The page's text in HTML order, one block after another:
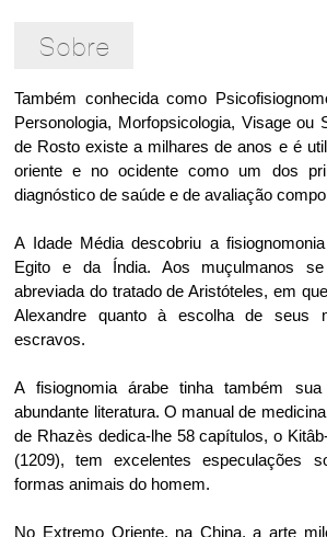
Sobre
Também conhecida como
Personologia, Morfopsicologia, Visage ou
de Rosto existe a milhares de anos e é
oriente e no ocidente como um dos
diagnóstico de saúde e de avaliação
A Idade Média descobriu a
Egito e da Índia. Aos muçulmanos
abreviada do tratado de Aristóteles, em
Alexandre quanto à escolha de seus
escravos.
A fisiognomia árabe tinha também
abundante literatura. O manual de
de Rhazès dedica-lhe 58 capítulos, o
(1209), tem excelentes especulações
formas animais do homem.
No Extremo Oriente, na China, a arte